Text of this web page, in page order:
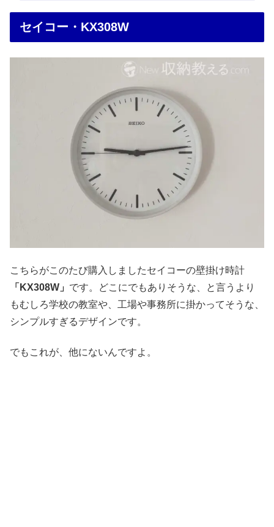
セイコー・KX308W
こちらがこのたび購入しましたセイコーの壁掛け時計
「KX308W」 です。どこにでもありそうな、と言うより
もむしろ学校の教室や、工場や事務所に掛かってそうな、
シンプルすぎるデザインです。
でもこれが、他にないんですよ。